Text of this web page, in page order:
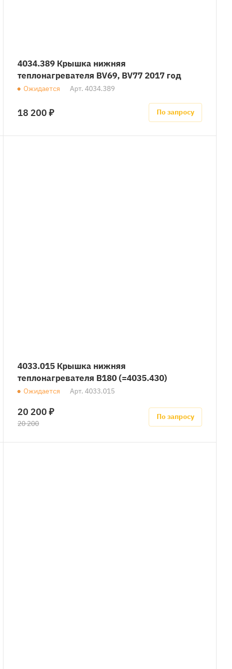
4034.389 Крышка нижняя
теплонагревателя BV69, BV77 2017 год
Ожидается Арт.4034.389
18 200 ₽ По запросу
4033.015 Крышка нижняя
теплонагревателя B180 (=4035.430)
Ожидается Арт.4033.015
20 200 ₽
20 200
По запросу